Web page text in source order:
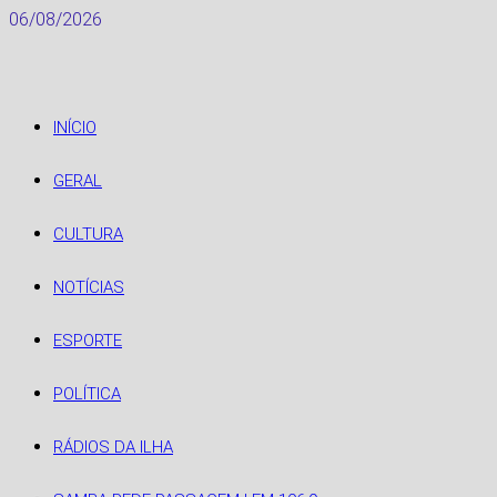
Skip
06/08/2026
INÍCIO
GERAL
CULTURA
NOTÍCIAS
ESPORTE
POLÍTICA
RÁDIOS DA ILHA